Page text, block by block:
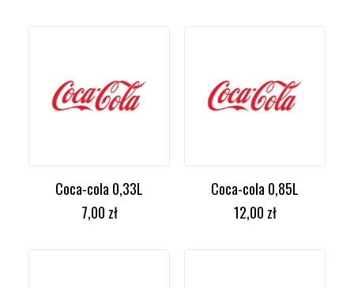
DODAJ DO KOSZYKA
Coca-cola 0,33L
7,00 zł
DODAJ DO KOSZYKA
Coca-cola 0,85L
12,00 zł